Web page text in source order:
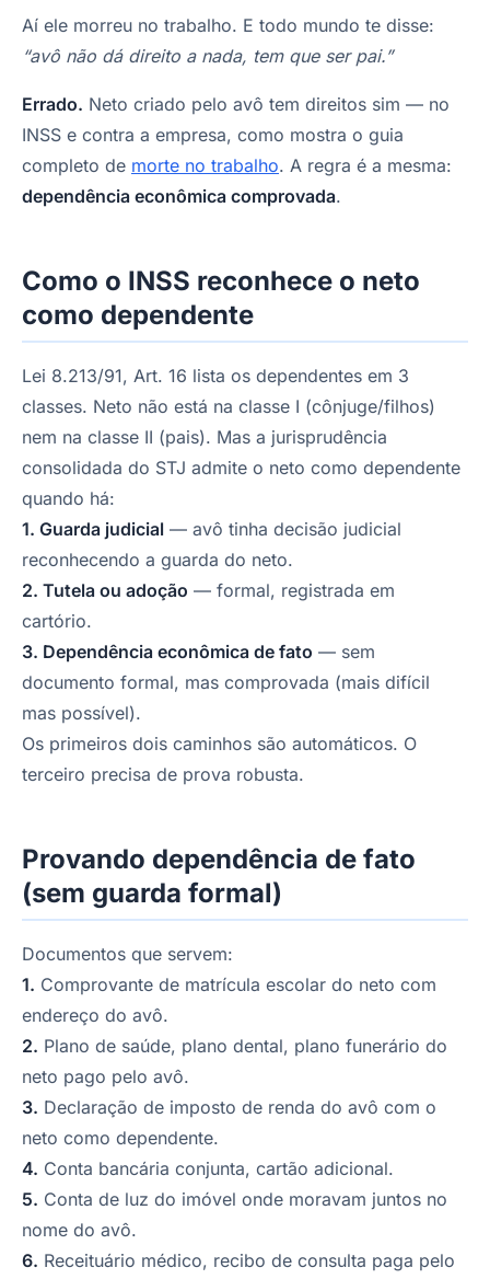
Aí ele morreu no trabalho. E todo mundo te disse:
“avô não dá direito a nada, tem que ser pai.”
Errado. Neto criado pelo avô tem direitos sim — no
INSS e contra a empresa, como mostra o guia
completo de morte no trabalho. A regra é a mesma:
dependência econômica comprovada.
Como o INSS reconhece o neto
como dependente
Lei 8.213/91, Art. 16 lista os dependentes em 3
classes. Neto não está na classe I (cônjuge/filhos)
nem na classe II (pais). Mas a jurisprudência
consolidada do STJ admite o neto como dependente
quando há:
1. Guarda judicial — avô tinha decisão judicial
reconhecendo a guarda do neto.
2. Tutela ou adoção — formal, registrada em
cartório.
3. Dependência econômica de fato — sem
documento formal, mas comprovada (mais difícil
mas possível).
Os primeiros dois caminhos são automáticos. O
terceiro precisa de prova robusta.
Provando dependência de fato
(sem guarda formal)
Documentos que servem:
1. Comprovante de matrícula escolar do neto com
endereço do avô.
2. Plano de saúde, plano dental, plano funerário do
neto pago pelo avô.
3. Declaração de imposto de renda do avô com o
neto como dependente.
4. Conta bancária conjunta, cartão adicional.
5. Conta de luz do imóvel onde moravam juntos no
nome do avô.
6. Receituário médico, recibo de consulta paga pelo